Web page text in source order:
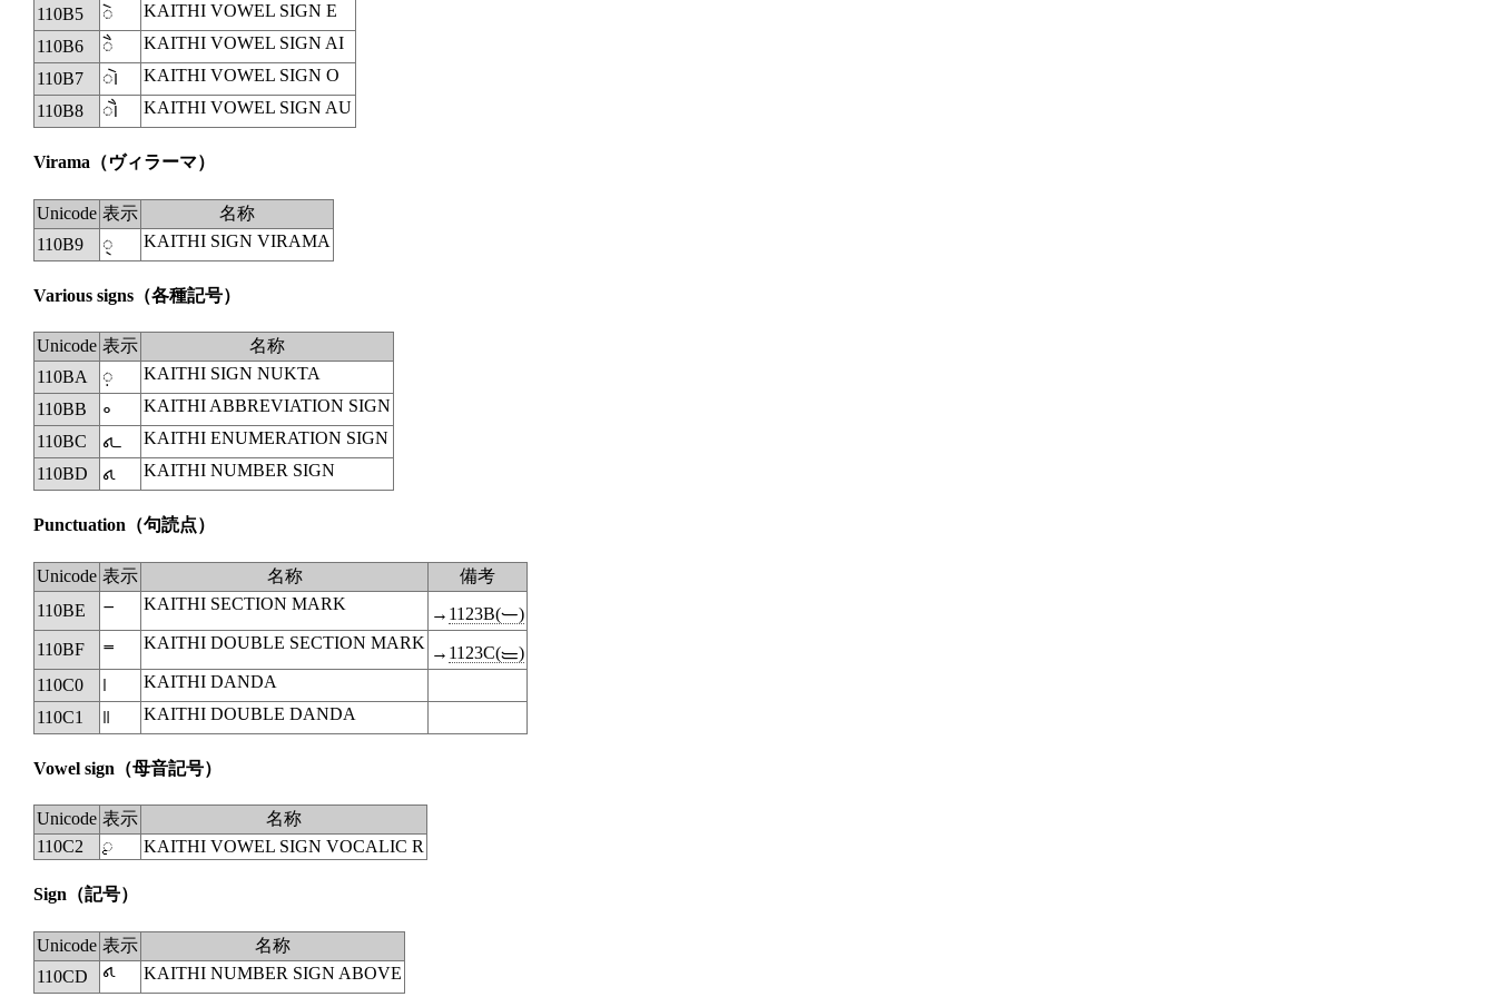
110B5 ◌𑂵
KAITHI VOWEL SIGN E
110B6
◌𑂶
KAITHI VOWEL SIGN AI
110B7
𑂷
KAITHI VOWEL SIGN O
110B8
𑂸 KAITHI VOWEL SIGN AU
Virama （ヴィラーマ）
Unicode 表示
名称
110B9
◌𑂹 KAITHI SIGN VIRAMA
Various signs （各種記号）
Unicode 表示
名称
110BA
◌𑂺
KAITHI SIGN NUKTA
110BB
𑂻
KAITHI ABBREVIATION SIGN
110BC
𑂼
KAITHI ENUMERATION SIGN
110BD
𑂽 KAITHI NUMBER SIGN
Punctuation （句読点）
Unicode 表示 名称
備考
110BE
𑂾 KAITHI SECTION MARK
→ 1123B(𑈻)
110BF
𑂿 KAITHI DOUBLE SECTION MARK
→ 1123C(𑈼)
110C0
𑃀
KAITHI DANDA
110C1
𑃁 KAITHI DOUBLE DANDA
Vowel sign （母音記号）
Unicode 表示
名称
110C2
◌𑃂 KAITHI VOWEL SIGN VOCALIC R
Sign （記号）
Unicode 表示
名称
110CD
𑃍 KAITHI NUMBER SIGN ABOVE